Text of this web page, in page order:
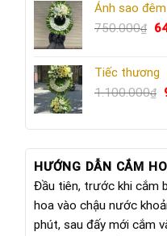
Ánh sao
750.000₫
Tiếc thương
1.100.000₫
HƯỚNG DẪN CẮM
Đầu tiên, trước khi cắm
hoa vào chậu nước
phút, sau đấy mới cắm